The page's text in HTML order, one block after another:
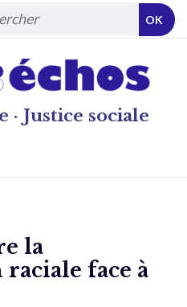
Justice sociale
OK
la
face à